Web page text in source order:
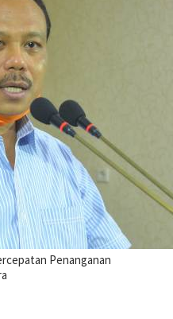
Penanganan